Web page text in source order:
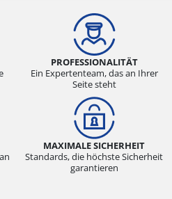
PROFESSIONALITÄT
Ein Expertenteam, das an Ihrer
Seite steht
MAXIMALE SICHERHEIT
Standards, die höchste Sicherheit
garantieren